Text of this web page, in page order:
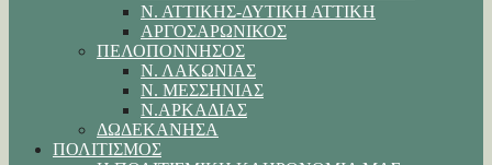
Ν. ΑΤΤΙΚΗΣ-ΔΥΤΙΚΗ ΑΤΤΙΚΗ
ΑΡΓΟΣΑΡΩΝΙΚΟΣ
ΠΕΛΟΠΟΝΝΗΣΟΣ
Ν. ΛΑΚΩΝΙΑΣ
Ν. ΜΕΣΣΗΝΙΑΣ
Ν.ΑΡΚΑΔΙΑΣ
ΔΩΔΕΚΑΝΗΣΑ
ΠΟΛΙΤΙΣΜΟΣ